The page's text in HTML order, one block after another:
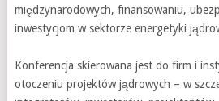
międzynarodowych, finansowaniu,
inwestycjom w sektorze energetyki
Konferencja skierowana jest do firm i
otoczeniu projektów jądrowych – w